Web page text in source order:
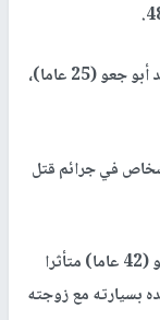
وأفادت مصادر إعلامية بأنّ الشاب خليل محمد حمد أبو جعو (25 عاما)،
في جرائم قتل
ففي أيار/مايو الماضي، قتل الطبيب طارق زياد جعو (42 عاما) متأثرا
بسيارته مع زوجته